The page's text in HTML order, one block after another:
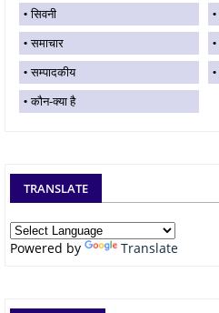
सिवनी
समाचार
सम्पादकीय
कौन-क्या है
TRANSLATE
Powered by Translate